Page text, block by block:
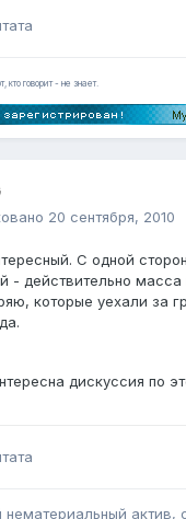
кто говорит - не знает.
20 сентября, 2010
С одной
- действительно
которые уехали за
дискуссия по
нематериальный актив,